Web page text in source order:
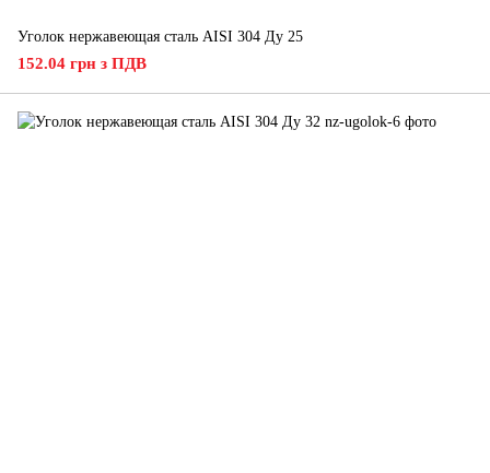
Уголок нержавеющая сталь AISI 304 Ду 25
152.04 грн з ПДВ